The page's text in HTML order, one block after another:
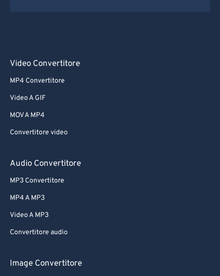
Video Convertitore
MP4 Convertitore
Video A GIF
MOV A MP4
Convertitore video
Audio Convertitore
MP3 Convertitore
MP4 A MP3
Video A MP3
Convertitore audio
Image Convertitore